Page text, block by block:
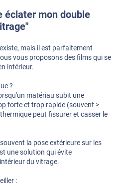
éclater mon double
mais il est parfaitement
vous proposons des films qui se
intérieur.
?
matériau subit une
forte et trop rapide (souvent >
peut fissurer et casser le
la pose extérieure sur les
une solution qui évite
du vitrage.
: